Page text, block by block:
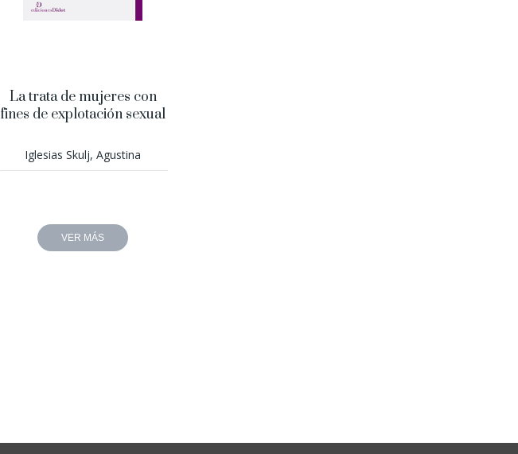
La trata de mujeres con
fines de explotación sexual
Iglesias Skulj, Agustina
VER MÁS